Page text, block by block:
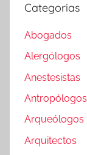
Categorias
Abogados
Alergólogos
Anestesistas
Antropólogos
Arqueólogos
Arquitectos